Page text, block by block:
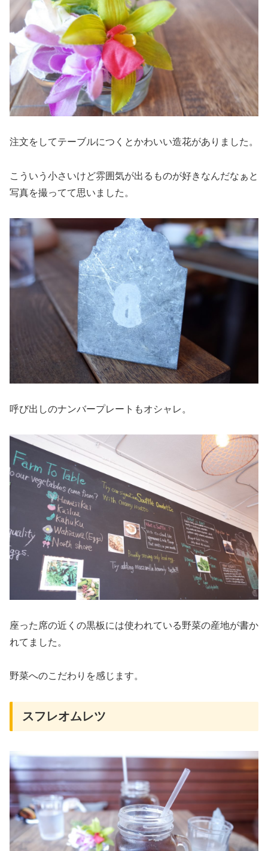
注文をしてテーブルにつくとかわいい造花がありました。
こういう小さいけど雰囲気が出るものが好きなんだなぁと
写真を撮ってて思いました。
呼び出しのナンバープレートもオシャレ。
座った席の近くの黒板には使われている野菜の産地が書か
れてました。
野菜へのこだわりを感じます。
スフレオムレツ